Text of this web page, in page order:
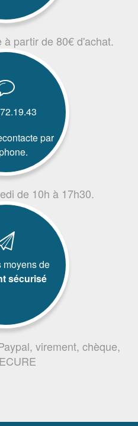
partir de 80€ d'achat.
par
de 10h à 17h30.
moyens de
sécurisé
virement, chèque,